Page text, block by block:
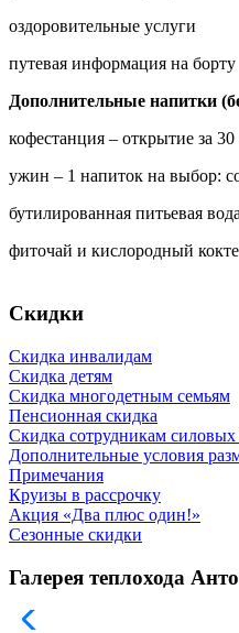
оздоровительные услуги
путевая информация на борту
Дополнительные напитки
кофестанция – открытие за
ужин – 1 напиток на выбор:
бутилированная питьевая
фиточай и кислородный
Скидки
Скидка инвалидам
Скидка детям
Скидка многодетным семьям
Пенсионная скидка
Скидка сотрудникам
Дополнительные условия
Примечания
Круизы в рассрочку
Акция «Два плюс один!»
Сезонные скидки
Галерея теплохода